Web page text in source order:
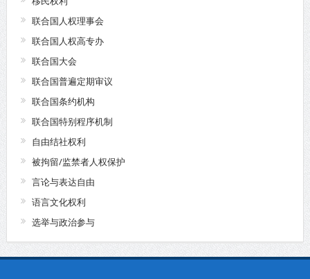
联合国人权理事会
联合国人权高专办
联合国大会
联合国普遍定期审议
联合国条约机构
联合国特别程序机制
自由结社权利
被拘留/监禁者人权保护
言论与表达自由
语言文化权利
选举与政治参与